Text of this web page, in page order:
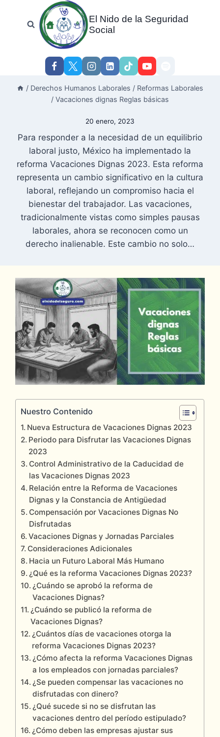
El Nido de la Seguridad
Social
/ Derechos Humanos Laborales / Reformas Laborales
/ Vacaciones dignas Reglas básicas
20 enero, 2023
Para responder a la necesidad de un equilibrio
laboral justo, México ha implementado la
reforma Vacaciones Dignas 2023. Esta reforma
representa un cambio significativo en la cultura
laboral, reflejando un compromiso hacia el
bienestar del trabajador. Las vacaciones,
tradicionalmente vistas como simples pausas
laborales, ahora se reconocen como un
derecho inalienable. Este cambio no solo…
Nuestro Contenido
Nueva Estructura de Vacaciones Dignas 2023
Periodo para Disfrutar las Vacaciones Dignas
2023
Control Administrativo de la Caducidad de
las Vacaciones Dignas 2023
Relación entre la Reforma de Vacaciones
Dignas y la Constancia de Antigüedad
Compensación por Vacaciones Dignas No
Disfrutadas
Vacaciones Dignas y Jornadas Parciales
Consideraciones Adicionales
Hacia un Futuro Laboral Más Humano
¿Qué es la reforma Vacaciones Dignas 2023?
¿Cuándo se aprobó la reforma de
Vacaciones Dignas?
¿Cuándo se publicó la reforma de
Vacaciones Dignas?
¿Cuántos días de vacaciones otorga la
reforma Vacaciones Dignas 2023?
¿Cómo afecta la reforma Vacaciones Dignas
a los empleados con jornadas parciales?
¿Se pueden compensar las vacaciones no
disfrutadas con dinero?
¿Qué sucede si no se disfrutan las
vacaciones dentro del período estipulado?
¿Cómo deben las empresas ajustar sus
Post
Tags: